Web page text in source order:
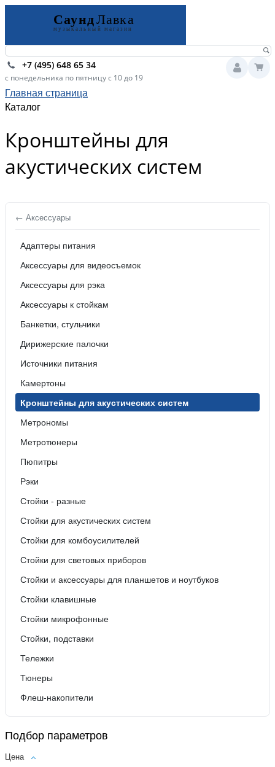
+7 (495) 648 65 34
с понедельника по пятницу с 10 до 19
Главная страница
Каталог
Кронштейны для
акустических систем
← Аксессуары
Адаптеры питания
Аксессуары для видеосъемок
Аксессуары для рэка
Аксессуары к стойкам
Банкетки, стульчики
Дирижерские палочки
Источники питания
Камертоны
Кронштейны для акустических систем
Метрономы
Метротюнеры
Пюпитры
Рэки
Стойки - разные
Стойки для акустических систем
Стойки для комбоусилителей
Стойки для световых приборов
Стойки и аксессуары для планшетов и ноутбуков
Стойки клавишные
Стойки микрофонные
Стойки, подставки
Тележки
Тюнеры
Флеш-накопители
Подбор параметров
Цена